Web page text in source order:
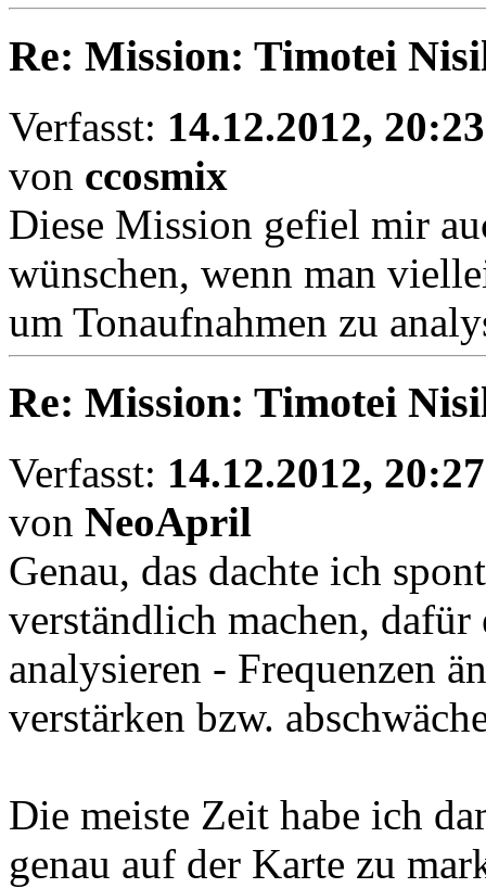
Re: Mission: Timotei
Verfasst: 14.12.2012, 20:23
von ccosmix
Diese Mission gefiel mir
wünschen, wenn man
um Tonaufnahmen zu
Re: Mission: Timotei
Verfasst: 14.12.2012, 20:27
von NeoApril
Genau, das dachte ich
verständlich machen,
analysieren - Frequenzen
verstärken bzw.
Die meiste Zeit habe ich
genau auf der Karte zu